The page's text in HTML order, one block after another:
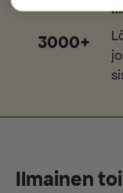
3000+
Ilmainen